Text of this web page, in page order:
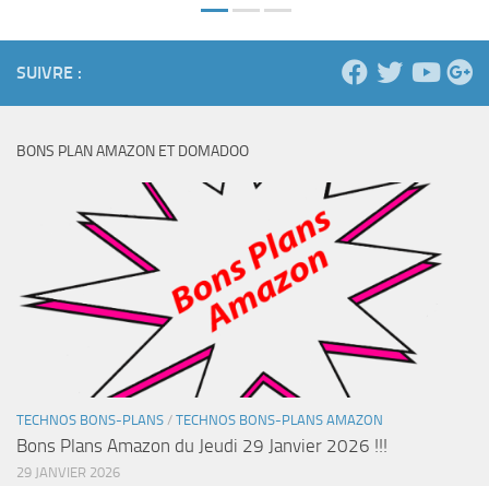
SUIVRE :
BONS PLAN AMAZON ET DOMADOO
TECHNOS BONS-PLANS / TECHNOS BONS-PLANS AMAZON
Bons Plans Amazon du Jeudi 29 Janvier 2026 !!!
29 JANVIER 2026